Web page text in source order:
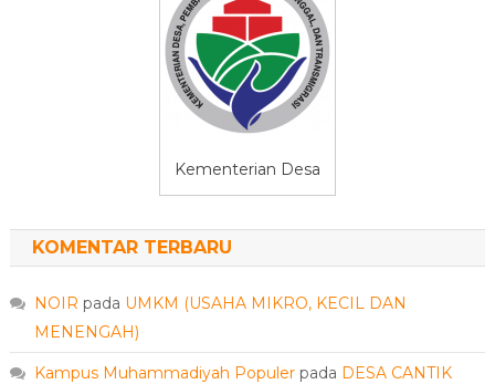
Kementerian Desa
KOMENTAR TERBARU
NOIR pada UMKM (USAHA MIKRO, KECIL DAN
MENENGAH)
Kampus Muhammadiyah Populerpada DESA CANTIK